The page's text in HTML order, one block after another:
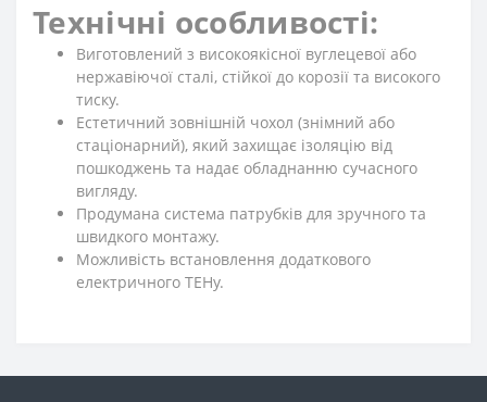
Технічні особливості:
Виготовлений з високоякісної вуглецевої або
нержавіючої сталі, стійкої до корозії та високого
тиску.
Естетичний зовнішній чохол (знімний або
стаціонарний), який захищає ізоляцію від
пошкоджень та надає обладнанню сучасного
вигляду.
Продумана система патрубків для зручного та
швидкого монтажу.
Можливість встановлення додаткового
електричного ТЕНу.